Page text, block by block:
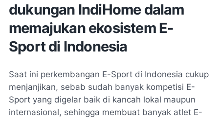
dukungan IndiHome dalam
memajukan ekosistem E-
Sport di Indonesia
Saat ini perkembangan E-Sport di Indonesia cukup
menjanjikan, sebab sudah banyak kompetisi E-
Sport yang digelar baik di kancah lokal maupun
internasional, sehingga membuat banyak atlet E-